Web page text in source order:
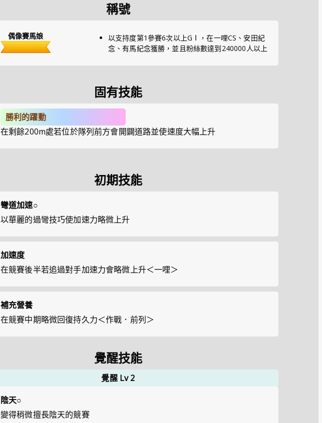
稱號
偶像賽馬娘
以支持度第1參賽6次以上GⅠ，在一哩CS、安田紀
念、有馬紀念獲勝，並且粉絲數達到240000人以上
固有技能
勝利的躍動
在剩餘200m處若位於隊列前方會開闢道路並使速度大幅上升
初期技能
彎道加速○
以華麗的過彎技巧使加速力略微上升
加速度
在競賽後半若追過對手加速力會略微上升＜一哩＞
補充營養
在競賽中期略微回復持久力＜作戰．前列＞
覺醒技能
覺醒 Lv 2
陰天○
變得稍微擅長陰天的競賽